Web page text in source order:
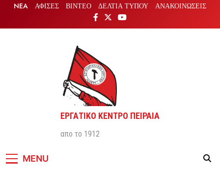
content
NEA ΑΦΙΣΕΣ ΒΙΝΤΕΟ ΔΕΛΤΙΑ ΤΥΠΟΥ ΑΝΑΚΟΙΝΩΣΕΙΣ
ΕΡΓΑΤΙΚΟ ΚΕΝΤΡΟ ΠΕΙΡΑΙΑ
απο το 1912
MENU